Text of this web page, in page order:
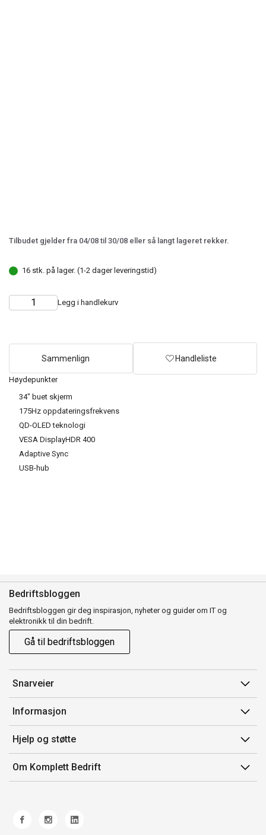
Høydepunkter
34" buet skjerm
175Hz oppdateringsfrekvens
QD-OLED teknologi
VESA DisplayHDR 400
Adaptive Sync
USB-hub
Tilbudet gjelder fra 04/08 til 30/08 eller så langt lageret rekker.
16 stk. på lager. (1-2 dager leveringstid)
Choose
Quantity Legg i handlekurv
Sammenlign Handleliste
Bedriftsbloggen
Bedriftsbloggen gir deg inspirasjon, nyheter og guider om IT og
elektronikk til din bedrift.
Gå til bedriftsbloggen
Snarveier
Min side
Ordreoversikt
Mine produkter
Informasjon
Salgsbetingelser
Avtalevilkår for Komplett Bedrift Pluss
Produsenter
Hjelp og støtte
Kontakt oss
Retur
Ofte stilte spørsmål
Om Komplett Bedrift